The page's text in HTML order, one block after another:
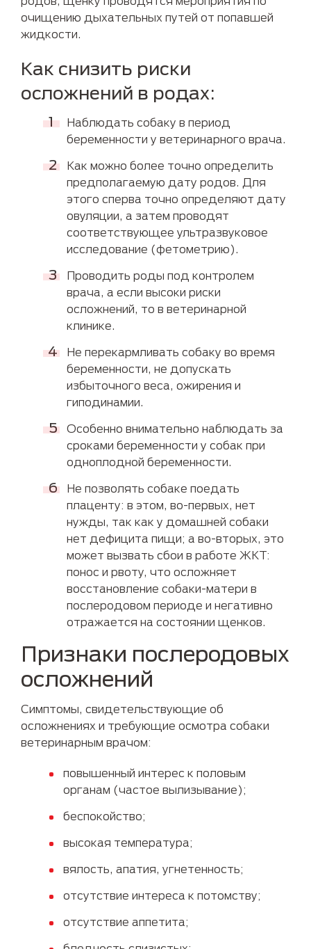
очищению дыхательных путей от попавшей
жидкости.
Как снизить риски
осложнений в родах:
Наблюдать собаку в период
беременности у ветеринарного врача.
Как можно более точно определить
предполагаемую дату родов. Для
этого сперва точно определяют дату
овуляции, а затем проводят
соответствующее ультразвуковое
исследование (фетометрию).
Проводить роды под контролем
врача, а если высоки риски
осложнений, то в ветеринарной
клинике.
Не перекармливать собаку во время
беременности, не допускать
избыточного веса, ожирения и
гиподинамии.
Особенно внимательно наблюдать за
сроками беременности у собак при
одноплодной беременности.
Не позволять собаке поедать
плаценту: в этом, во-первых, нет
нужды, так как у домашней собаки
нет дефицита пищи; а во-вторых, это
может вызвать сбои в работе ЖКТ:
понос и рвоту, что осложняет
восстановление собаки-матери в
послеродовом периоде и негативно
отражается на состоянии щенков.
Признаки послеродовых
осложнений
Симптомы, свидетельствующие об
осложнениях и требующие осмотра собаки
ветеринарным врачом:
повышенный интерес к половым
органам (частое вылизывание);
беспокойство;
высокая температура;
вялость, апатия, угнетенность;
отсутствие интереса к потомству;
отсутствие аппетита;